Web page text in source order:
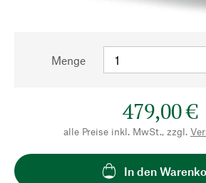
Menge
479,00 €
alle Preise inkl. MwSt., zzgl.
In den